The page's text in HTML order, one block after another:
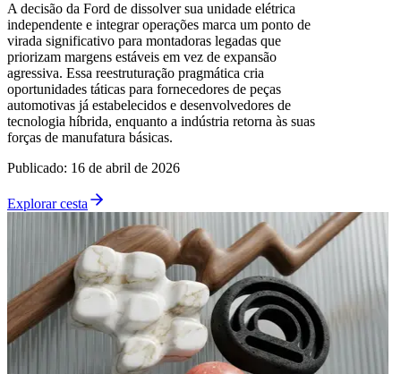
A decisão da Ford de dissolver sua unidade elétrica
independente e integrar operações marca um ponto de
virada significativo para montadoras legadas que
priorizam margens estáveis em vez de expansão
agressiva. Essa reestruturação pragmática cria
oportunidades táticas para fornecedores de peças
automotivas já estabelecidos e desenvolvedores de
tecnologia híbrida, enquanto a indústria retorna às suas
forças de manufatura básicas.
Publicado: 16 de abril de 2026
Explorar cesta